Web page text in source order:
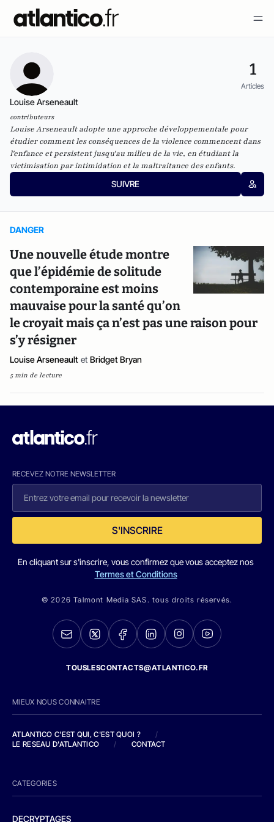
1
Articles
Louise Arseneault
contributeurs
Louise Arseneault adopte une approche développementale pour
étudier comment les conséquences de la violence commencent dans
l'enfance et persistent jusqu'au milieu de la vie, en étudiant la
victimisation par intimidation et la maltraitance des enfants.
SUIVRE
DANGER
Une nouvelle étude montre
que l’épidémie de solitude
contemporaine est moins
mauvaise pour la santé qu’on
le croyait mais ça n’est pas une raison pour
s’y résigner
Louise Arseneault et Bridget Bryan
5 min de lecture
RECEVEZ NOTRE NEWSLETTER
S'INSCRIRE
En cliquant sur s'inscrire, vous confirmez que vous acceptez nos
Termes et Conditions
© 2026 Talmont Media SAS. tous droits réservés.
TOUSLESCONTACTS@ATLANTICO.FR
MIEUX NOUS CONNAITRE
ATLANTICO C'EST QUI, C'EST QUOI ?
/
LE RESEAU D'ATLANTICO
/ CONTACT
CATEGORIES
DECRYPTAGES